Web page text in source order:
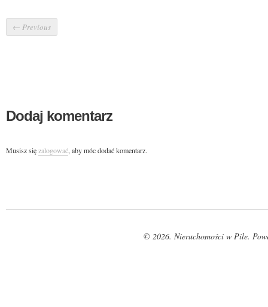
← Previous
Dodaj komentarz
Musisz sięzalogować, aby móc dodać komentarz.
© 2026. Nieruchomości w Pile.